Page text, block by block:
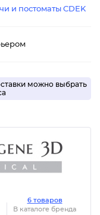
и постоматы CDEK
можно выбрать
6 товаров
В каталоге бренда